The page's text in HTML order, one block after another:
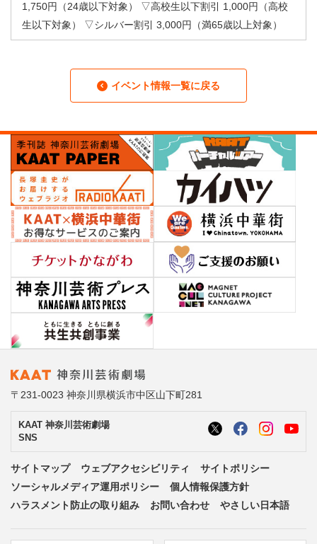
1,750円（24歳以下対象） ▽高校生以下割引 1,000円（高校
生以下対象） ▽シルバー割引 3,000円（満65歳以上対象）
イベント情報一覧に戻る
〒231-0023 神奈川県横浜市中区山下町281
KAAT 神奈川芸術劇場
SNS
サイトマップ ウェブアクセシビリティ
サイトポリシー
ソーシャルメディア運用ポリシー
個人情報保護方針
ハラスメント防止の取り組み
お問い合わせ やさしい日本語